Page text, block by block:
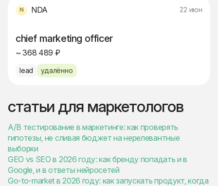
NDA 22 июн
chief marketing officer
~ 368 489 ₽
lead удалённо
статьи для маркетологов
A/B тестирование в маркетинге: как проверять
гипотезы, не сливая бюджет на нерелевантные
выборки
GEO vs SEO в 2026 году: как бренду попадать и в
Google, и в ответы нейросетей
Go-to-market в 2026 году: как запускать продукт, когда